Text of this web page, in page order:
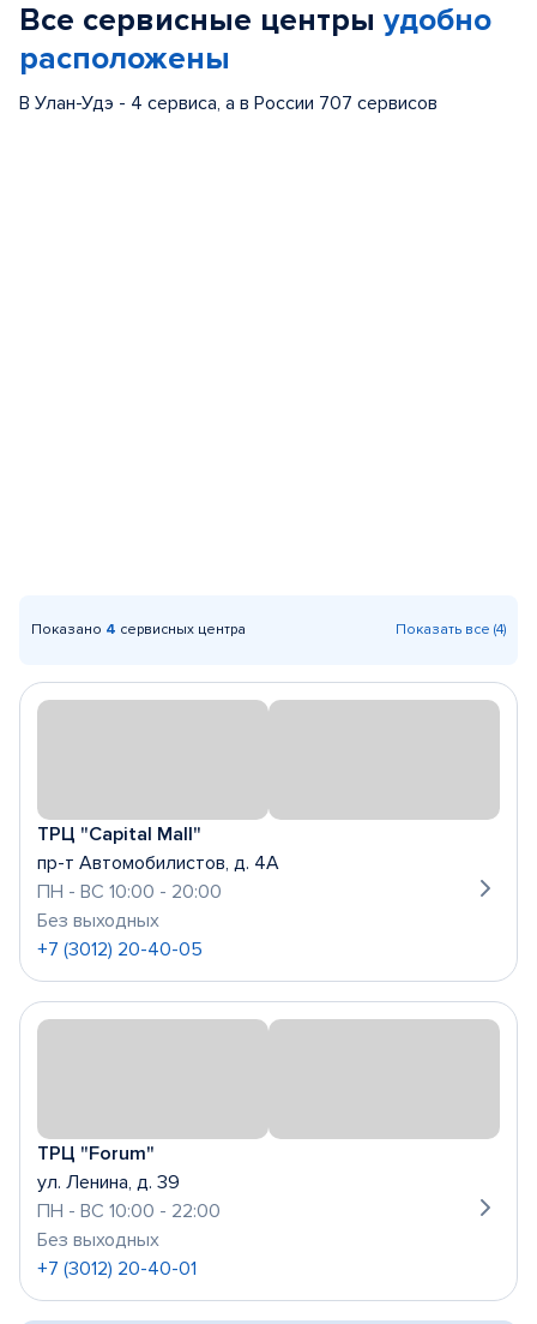
Все сервисные центры удобно
расположены
В Улан-Удэ - 4 сервиса, а в России 707 сервисов
Показано 4 сервисных центра Показать все (4)
ТРЦ "Capital Mall"
пр-т Автомобилистов, д. 4А
ПН - ВС 10:00 - 20:00
Без выходных
+7 (3012) 20-40-05
ТРЦ "Forum"
ул. Ленина, д. 39
ПН - ВС 10:00 - 22:00
Без выходных
+7 (3012) 20-40-01